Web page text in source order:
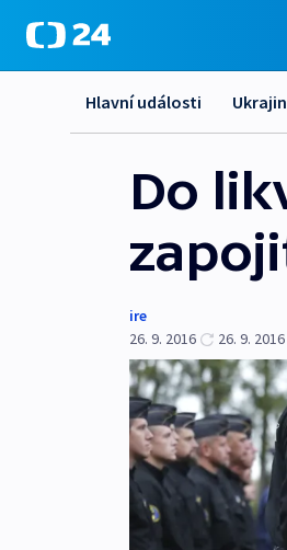
Hlavní události
Do
ire
26. 9. 2016
26. 9. 2016